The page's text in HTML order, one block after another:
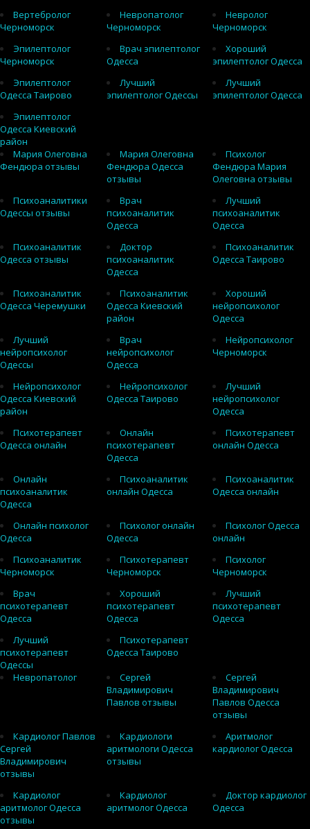
Вертебролог
Черноморск
Невропатолог
Черноморск
Невролог
Черноморск
Эпилептолог
Черноморск
Врач эпилептолог
Одесса
Хороший
эпилептолог Одесса
Эпилептолог
Одесса Таирово
Лучший
эпилептолог Одессы
Лучший
эпилептолог Одесса
Эпилептолог
Одесса Киевский
район
Мария Олеговна
Фендюра отзывы
Мария Олеговна
Фендюра Одесса
отзывы
Психолог
Фендюра Мария
Олеговна отзывы
Психоаналитики
Одессы отзывы
Врач
психоаналитик
Одесса
Лучший
психоаналитик
Одесса
Психоаналитик
Одесса отзывы
Доктор
психоаналитик
Одесса
Психоаналитик
Одесса Таирово
Психоаналитик
Одесса Черемушки
Психоаналитик
Одесса Киевский
район
Хороший
нейропсихолог
Одесса
Лучший
нейропсихолог
Одессы
Врач
нейропсихолог
Одесса
Нейропсихолог
Черноморск
Нейропсихолог
Одесса Киевский
район
Нейропсихолог
Одесса Таирово
Лучший
нейропсихолог
Одесса
Психотерапевт
Одесса онлайн
Онлайн
психотерапевт
Одесса
Психотерапевт
онлайн Одесса
Онлайн
психоаналитик
Одесса
Психоаналитик
онлайн Одесса
Психоаналитик
Одесса онлайн
Онлайн психолог
Одесса
Психолог онлайн
Одесса
Психолог Одесса
онлайн
Психоаналитик
Черноморск
Психотерапевт
Черноморск
Психолог
Черноморск
Врач
психотерапевт
Одесса
Хороший
психотерапевт
Одесса
Лучший
психотерапевт
Одесса
Лучший
психотерапевт
Одессы
Психотерапевт
Одесса Таирово
Невропатолог
Сергей
Владимирович
Павлов отзывы
Сергей
Владимирович
Павлов Одесса
отзывы
Кардиолог Павлов
Сергей
Владимирович
отзывы
Кардиологи
аритмологи Одесса
отзывы
Аритмолог
кардиолог Одесса
Кардиолог
аритмолог Одесса
отзывы
Кардиолог
аритмолог Одесса
Доктор кардиолог
Одесса